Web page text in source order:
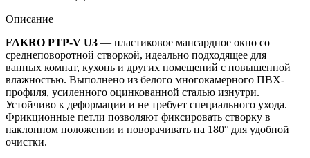
Описание
FAKRO PTP-V U3 — пластиковое мансардное окно со
среднеповоротной створкой, идеально подходящее для
ванных комнат, кухонь и других помещений с повышенной
влажностью. Выполнено из белого многокамерного ПВХ-
профиля, усиленного оцинкованной сталью изнутри.
Устойчиво к деформации и не требует специального ухода.
Фрикционные петли позволяют фиксировать створку в
наклонном положении и поворачивать на 180° для удобной
очистки.